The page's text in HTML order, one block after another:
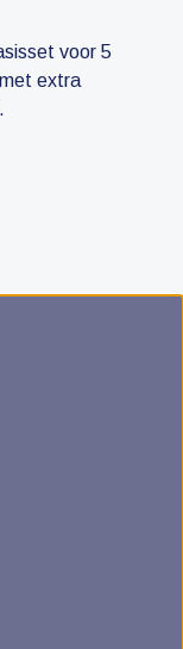
voor 5
extra